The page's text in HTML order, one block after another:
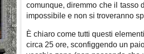
comunque, diremmo che il tasso
impossibile e non si troveranno
È chiaro come tutti questi
circa 25 ore, sconfiggendo un